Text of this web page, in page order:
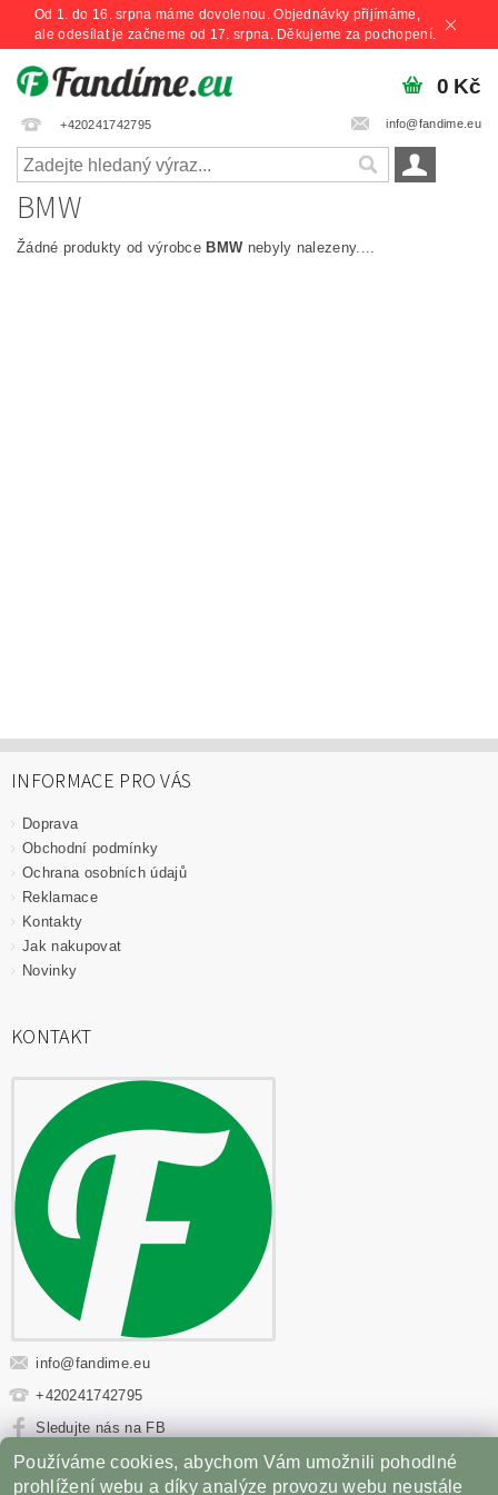
Od 1. do 16. srpna máme dovolenou. Objednávky přijímáme,
ale odesílat je začneme od 17. srpna. Děkujeme za pochopení.
+420241742795 info@fandime.eu
0 Kč
BMW
Žádné produkty od výrobce BMWnebyly nalezeny....
INFORMACE PRO VÁS
Doprava
Obchodní podmínky
Ochrana osobních údajů
Reklamace
Kontakty
Jak nakupovat
Novinky
KONTAKT
info@fandime.eu
+420241742795
Sledujte nás na FB
Sportovní výživa | Fitness oblečení | Věci z filmů |
Používáme cookies, abychom Vám umožnili pohodlné
prohlížení webu a díky analýze provozu webu neustále